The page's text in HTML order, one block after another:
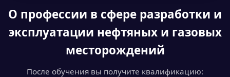
О профессии в сфере разработки и
эксплуатации нефтяных и газовых
месторождений
После обучения вы получите квалификацию: